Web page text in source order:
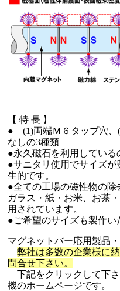
【 特 長 】
● (1)両端Ｍ６タップ穴、
なしの3種類
●永久磁石を利用している
●サニタリ使用でサイズ
生的です。
●全ての工場の磁性物の除
ガラス・紙・お米、お茶
用されています。
●ご希望のサイズも製作い
マグネットバー応用製品
弊社は多数の企業様に
問合せ下さい。
下記をクリックして下
機のホームページです。